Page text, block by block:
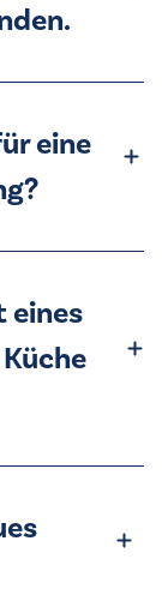
eine
eines